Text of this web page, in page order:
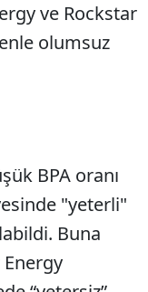
ve Rockstar
olumsuz
BPA oranı
"yeterli"
Buna
Energy